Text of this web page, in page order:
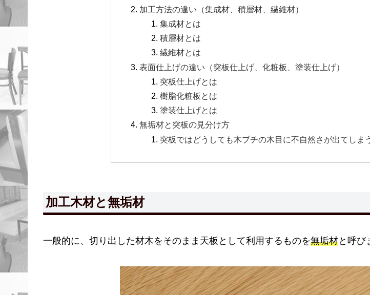
加工方法の違い（集成材、積層材、繊維材）
集成材とは
積層材とは
繊維材とは
表面仕上げの違い（突板仕上げ、化粧板、塗装仕上げ）
突板仕上げとは
樹脂化粧板とは
塗装仕上げとは
無垢材と突板の見分け方
突板ではどうしても木ブチの木目に不自然さが出てしま
加工木材と無垢材
一般的に、切り出した材木をそのまま天板として利用するものを無垢材と呼び